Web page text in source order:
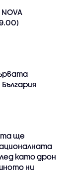
ще
като дрон
ни